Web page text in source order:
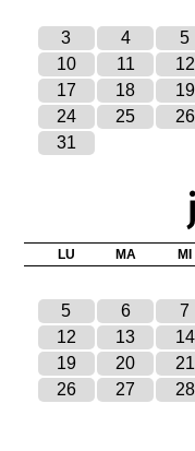
3
4 5
10
11 12
17
18 19
24
25 26
31
LU MA MI
5
6 7
12
13 14
19
20 21
26
27 28